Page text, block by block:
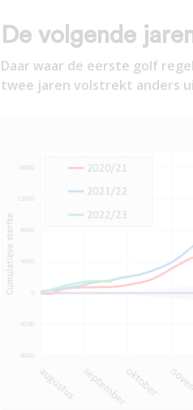
De volgende
Daar waar de eerste golf
twee jaren volstrekt anders